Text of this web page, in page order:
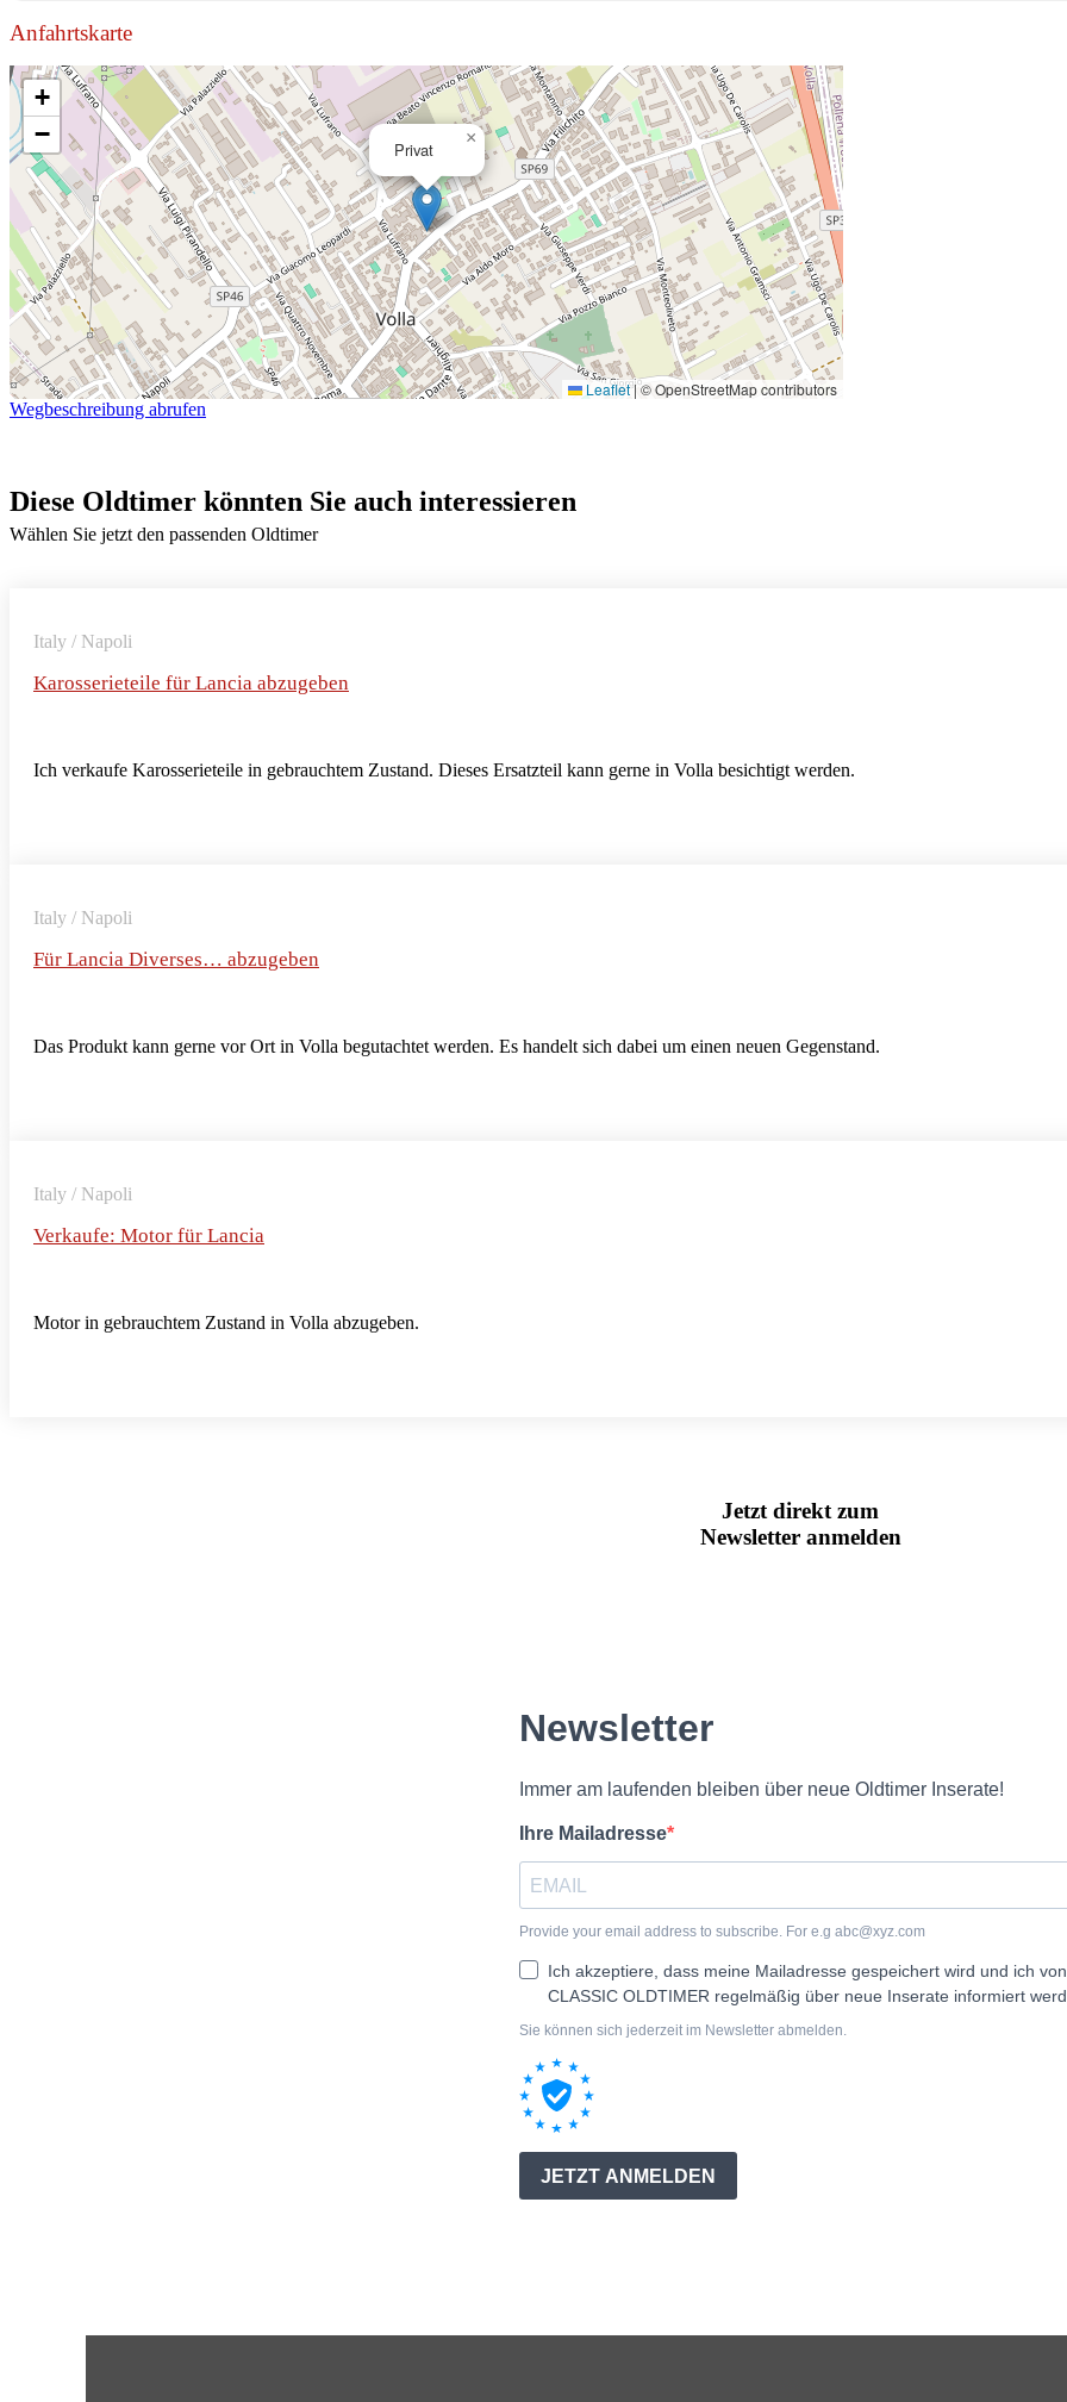
Anfahrtskarte
Privat
×
+
−
Leaflet |© OpenStreetMap contributors
Wegbeschreibung abrufen
Diese Oldtimer könnten Sie auch interessieren
Wählen Sie jetzt den passenden Oldtimer
Italy / Napoli
Karosserieteile für Lancia abzugeben
Ich verkaufe Karosserieteile in gebrauchtem Zustand. Dieses Ersatzteil kann gerne in Volla besichtigt werden.
Italy / Napoli
Für Lancia Diverses… abzugeben
Das Produkt kann gerne vor Ort in Volla begutachtet werden. Es handelt sich dabei um einen neuen Gegenstand.
Italy / Napoli
Verkaufe: Motor für Lancia
Motor in gebrauchtem Zustand in Volla abzugeben.
Jetzt direkt zum
Newsletter anmelden